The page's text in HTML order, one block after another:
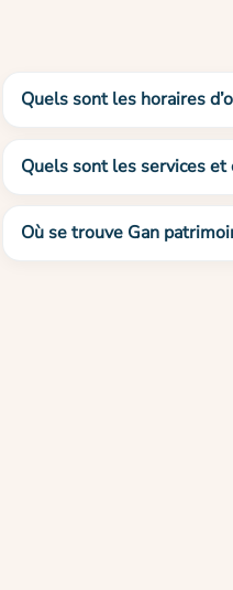
Quels sont les horaires
Quels sont les services
Où se trouve Gan